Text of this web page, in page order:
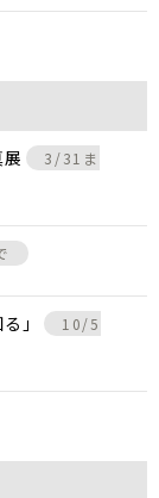
展
3/31ま
」
10/5